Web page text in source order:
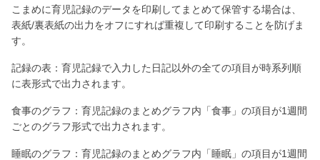
こまめに育児記録のデータを印刷してまとめて保管する場合は、
表紙/裏表紙の出力をオフにすれば重複して印刷することを防げま
す。
記録の表：育児記録で入力した日記以外の全ての項目が時系列順
に表形式で出力されます。
食事のグラフ：育児記録のまとめグラフ内「食事」の項目が1週間
ごとのグラフ形式で出力されます。
睡眠のグラフ：育児記録のまとめグラフ内「睡眠」の項目が1週間